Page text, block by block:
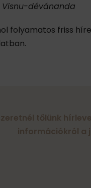
Visnu-dévánanda
folyamatos friss
tőlünk
információkról a